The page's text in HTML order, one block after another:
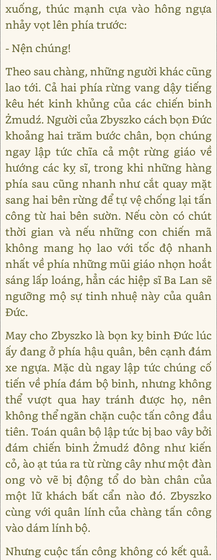
xuống, thúc mạnh cựa vào hông ngựa
nhảy vọt lên phía trước:
- Nện chúng!
Theo sau chàng, những người khác cũng
lao tới. Cả hai phía rừng vang dậy tiếng
kêu hét kinh khủng của các chiến binh
Żmudź. Người của Zbyszko cách bọn Đức
khoảng hai trăm bước chân, bọn chúng
ngay lập tức chĩa cả một rừng giáo về
hướng các kỵ sĩ, trong khi những hàng
phía sau cũng nhanh như cắt quay mặt
sang hai bên rừng để tự vệ chống lại tấn
công từ hai bên sườn. Nếu còn có chút
thời gian và nếu những con chiến mã
không mang họ lao với tốc độ nhanh
nhất về phía những mũi giáo nhọn hoắt
sáng lấp loáng, hẳn các hiệp sĩ Ba Lan sẽ
ngưỡng mộ sự tinh nhuệ này của quân
Đức.
May cho Zbyszko là bọn kỵ binh Đức lúc
ấy đang ở phía hậu quân, bên cạnh đám
xe ngựa. Mặc dù ngay lập tức chúng cố
tiến về phía đám bộ binh, nhưng không
thể vượt qua hay tránh được họ, nên
không thể ngăn chặn cuộc tấn công đầu
tiên. Toán quân bộ lập tức bị bao vây bởi
đám chiến binh Żmudź đông như kiến
cỏ, ào ạt túa ra từ rừng cây như một đàn
ong vò vẽ bị động tổ do bàn chân của
một lữ khách bất cẩn nào đó. Zbyszko
cùng với quân lính của chàng tấn công
vào dám lính bộ.
Nhưng cuộc tấn công không có kết quả.